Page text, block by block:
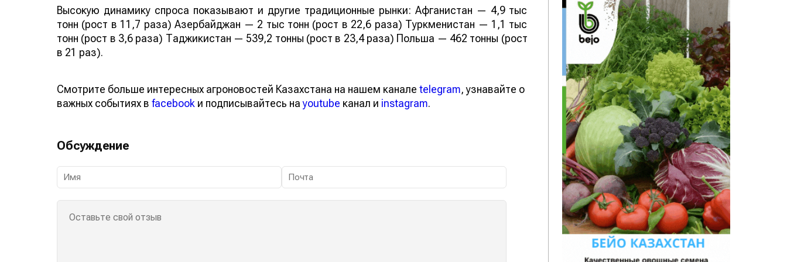
Высокую динамику спроса показывают и другие традиционные рынки: Афганистан — 4,9 тыс
тонн (рост в 11,7 раза) Азербайджан — 2 тыс тонн (рост в 22,6 раза) Туркменистан — 1,1 тыс
тонн (рост в 3,6 раза) Таджикистан — 539,2 тонны (рост в 23,4 раза) Польша — 462 тонны (рост
в 21 раз).
Смотрите больше интересных агроновостей Казахстана на нашем канале telegram, узнавайте о
важных событиях в facebook и подписывайтесь наyoutube канал и instagram.
Обсуждение